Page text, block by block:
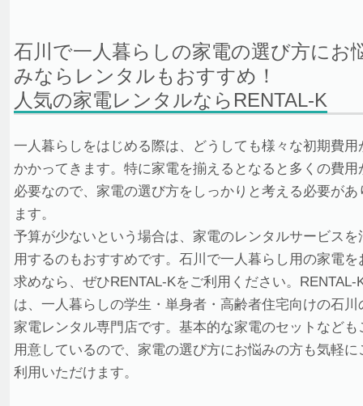
石川で一人暮らしの家電の選び方にお
みならレンタルもおすすめ！
人気の家電レンタルならRENTAL-K
一人暮らしをはじめる際は、どうしても様々な初期費用
かかってきます。特に家電を揃えるとなると多くの費用
必要なので、家電の選び方をしっかりと考える必要があ
ます。
予算が少ないという場合は、家電のレンタルサービスを
用するのもおすすめです。石川で一人暮らし用の家電を
求めなら、ぜひRENTAL-Kをご利用ください。RENTAL-
は、一人暮らしの学生・単身者・高齢者住宅向けの石川
家電レンタル専門店です。基本的な家電のセットなども
用意しているので、家電の選び方にお悩みの方も気軽に
利用いただけます。